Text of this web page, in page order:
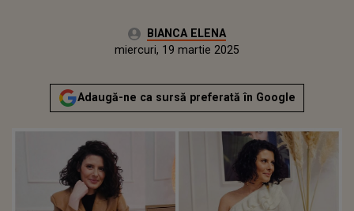
Autor:BIANCA ELENA
marți, 19 martie 2024Actualizat:
miercuri, 19 martie 2025
Adaugă-ne ca sursă preferată în Google